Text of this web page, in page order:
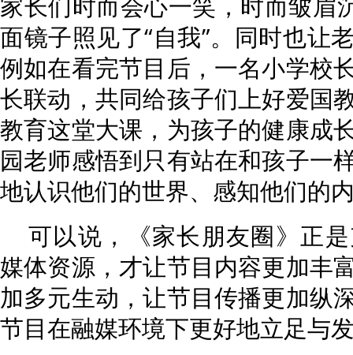
面镜子照见了“自我”。同时也让
例如在看完节目后，一名小学校
长联动，共同给孩子们上好爱国
教育这堂大课，为孩子的健康成
园老师感悟到只有站在和孩子一
地认识他们的世界、感知他们的
可以说，《家长朋友圈》正
媒体资源，才让节目内容更加丰
加多元生动，让节目传播更加纵
节目在融媒环境下更好地立足与